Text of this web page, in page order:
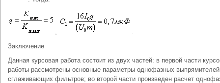
,
.
Заключение
Данная курсовая работа состоит из двух частей: в первой части
работы рассмотрены основные параметры однофазных
сглаживающих фильтров; во второй части произведен расчет